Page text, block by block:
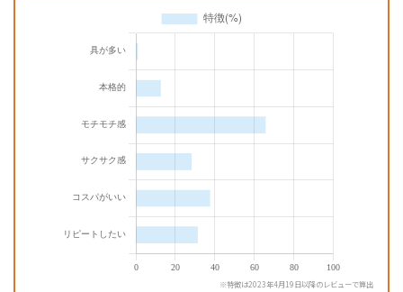
※特徴は2023年4月19日以降のレビューで算出